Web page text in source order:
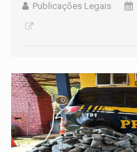
Publicações Legais